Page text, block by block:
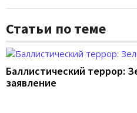
Статьи по теме
Баллистический террор:
заявление